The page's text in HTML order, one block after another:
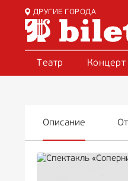
ДРУГИЕ ГОРОДА
Театр Концерт
Описание